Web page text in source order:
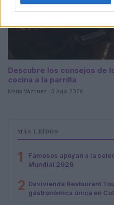
Descubre los consejos de
cocina a la parrilla
María Vázquez · 3 Ago 2026
MÁS LEÍDOS
1
Famosos apoyan a la
Mundial 2026
2 Davivienda Restaurant
gastronómica única en